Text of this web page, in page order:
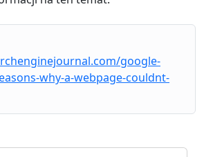
google-
why-a-webpage-couldnt-